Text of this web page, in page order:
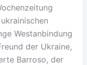
Westanbindung
der Ukraine,
Barroso, der